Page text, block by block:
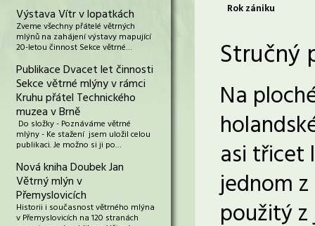
Výstava Vítr v lopatkách
Zveme všechny přátelé větrných
mlýnů na zahájení výstavy mapující
20-letou činnost Sekce větrné…
Publikace Dvacet let činnosti
Sekce větrné mlýny v rámci
Kruhu přátel Technického
muzea v Brně
Do složky - Poznáváme větrné
mlýny - Ke stažení jsem uložil celou
publikaci. Je možno si ji po…
Nová kniha Doubek Jan
Větrný mlýn v
Přemyslovicích
Historii i současnost větrného mlýna
v Přemyslovicích na 120 stranách
Rok zániku
Stručný
Na
asi třicet
jednom
použitý